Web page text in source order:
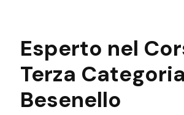
Esperto nel
Terza
Besenello